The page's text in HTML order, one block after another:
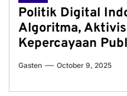
Politik Digital
Algoritma,
Kepercayaan
Gasten October 9, 2025